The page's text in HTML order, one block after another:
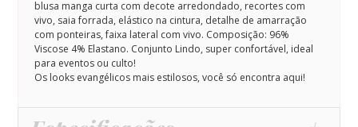
blusa manga curta com decote arredondado, recortes com
vivo, saia forrada, elástico na cintura, detalhe de amarração
com ponteiras, faixa lateral com vivo. Composição: 96%
Viscose 4% Elastano. Conjunto Lindo, super confortável, ideal
para eventos ou culto!
Os looks evangélicos mais estilosos, você só encontra aqui!